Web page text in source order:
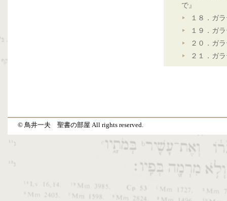
で』
１８．ガ
１９．ガ
２０．ガ
２１．ガ
© 鳥井一夫 聖書の部屋 All rights reserved.